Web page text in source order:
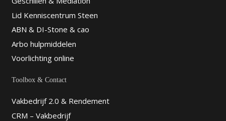
Lid Kenniscentrum Steen
ABN & DI-Stone & cao
Arbo hulpmiddelen
Voorlichting online
Toolbox & Contact
Vakbedrijf 2.0 & Rendement
CRM – Vakbedrijf